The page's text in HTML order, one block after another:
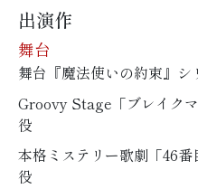
出演作
舞台
舞台『魔法使いの約束』シ
Groovy Stage「ブレイク
役
本格ミステリー歌劇「46
役